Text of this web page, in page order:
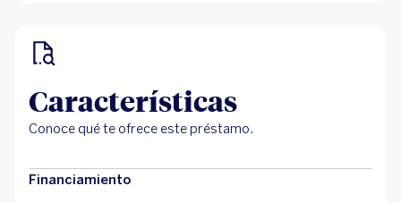
Características
Conoce qué te ofrece este préstamo.
Financiamiento